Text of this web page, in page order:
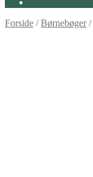
Forside /Børnebøger/